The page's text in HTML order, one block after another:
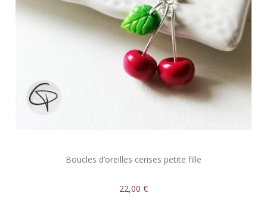
Boucles d’oreilles cerises petite fille
22,00 €